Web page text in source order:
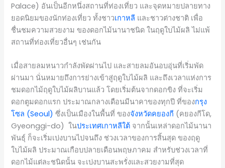
Palace) อันเป็นอีกหนึ่งสถานที่ท่องเที่ยว และจุดหมายปลายทาง
ยอดนิยมของนักท่องเที่ยว ทั้งชาวเกาหลี และชาวต่างชาติ เพื่อ
ชื่นชมความสวยงาม ของดอกไม้นานาชนิด ในฤดูใบไม้ผลิ ไม่แพ้
สถานที่ท่องเที่ยวอื่นๆ เช่นกัน
เมื่อสายลมหนาวกำลังพัดผ่านไป และสายลมอันอบอุ่นที่เริ่มพัด
ผ่านมา นั่นหมายถึงการย่างเข้าสู่ฤดูใบไม้ผลิ และถึงเวลาแห่งการ
ชมดอกไม้ฤดูใบไม้ผลิบานแล้ว โดยเริ่มต้นจากดอกขิง ที่จะเริ่ม
ดอกตูมดอกแรก ประมาณกลางเดือนมีนาคาของทุกปี ที่ของกรุง
โซล (Seoul) ซึ่งเป็นเมืองในพื้นที่ ของจังหวัดคยองกี (คยองกีโด,
Gyeonggi-do) ในประเทศเกาหลีใต้ จากนั้นเหล่าดอกไม้นานา
พันธุ์ ก็จะเริ่มเบ่งบานไปจนถึง ช่วงเวลาของการสิ้นสุด ของฤดู
ใบไม้ผลิ ประมาณเกือบปลายเดือนพฤษภาคม สำหรับช่วงเวลาที่
ดอกไม้แต่ละชนิดนั้น จะเบ่งบานสะพรั่งและสวยงามที่สุด